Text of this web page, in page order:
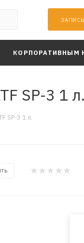
КОРПОРАТИВНЫМ
SP-3 1 л.
SP-3 1 л.